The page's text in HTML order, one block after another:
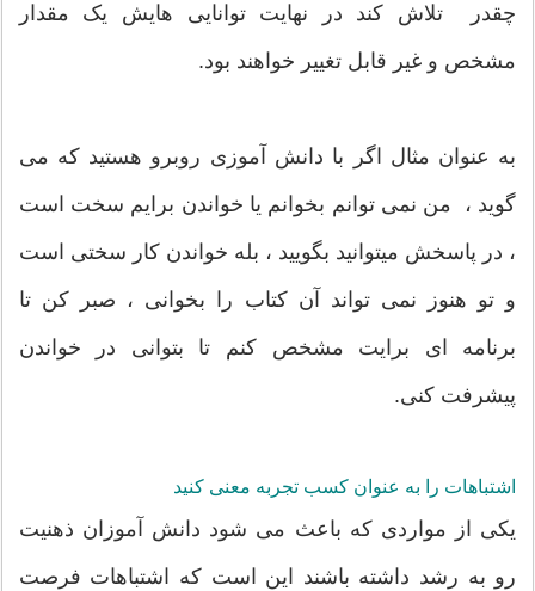
چقدر تلاش کند در نهایت توانایی هایش یک مقدار
مشخص و غیر قابل تغییر خواهند بود.
به عنوان مثال اگر با دانش آموزی روبرو هستید که می
گوید ، من نمی توانم بخوانم یا خواندن برایم سخت است
، در پاسخش میتوانید بگویید ، بله خواندن کار سختی است
و تو هنوز نمی تواند آن کتاب را بخوانی ، صبر کن تا
برنامه ای برایت مشخص کنم تا بتوانی در خواندن
پیشرفت کنی.
اشتباهات را به عنوان کسب تجربه معنی کنید
یکی از مواردی که باعث می شود دانش آموزان ذهنیت
رو به رشد داشته باشند این است که اشتباهات فرصت